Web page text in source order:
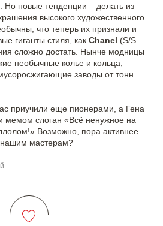
Но новые тенденции – делать из
высокого художественного
что теперь их признали и
гиганты стиля, как Chanel (S/S
сложно достать. Нынче модницы
необычные колье и кольца,
заводы от тонн
приучили еще пионерами, а Гена
мемом слоган «Всё ненужное на
Возможно, пора активнее
нашим мастерам?